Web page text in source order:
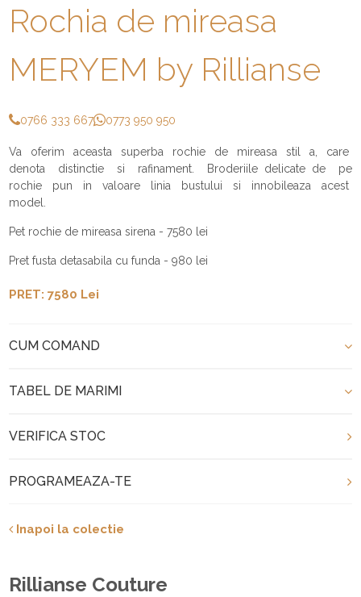
Rochia de mireasa
MERYEM by Rillianse
0766 333 667 0773 950 950
Va oferim aceasta superba rochie de mireasa stil a, care
denota distinctie si rafinament. Broderiile delicate de pe
rochie pun in valoare linia bustului si innobileaza acest
model.
Pet rochie de mireasa sirena - 7580 lei
Pret fusta detasabila cu funda - 980 lei
PRET: 7580 Lei
CUM COMAND
TABEL DE MARIMI
VERIFICA STOC
PROGRAMEAZA-TE
Inapoi la colectie
Rillianse Couture